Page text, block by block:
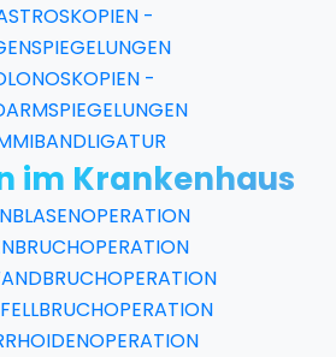
-
-
im Krankenhaus